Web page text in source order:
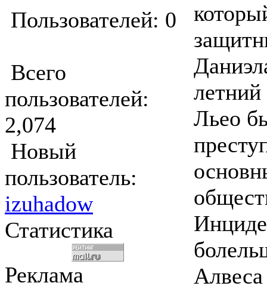
Пользователей: 0
Всего
пользователей:
2,074
Новый
пользователь:
izuhadow
Статистика
Реклама
Льео